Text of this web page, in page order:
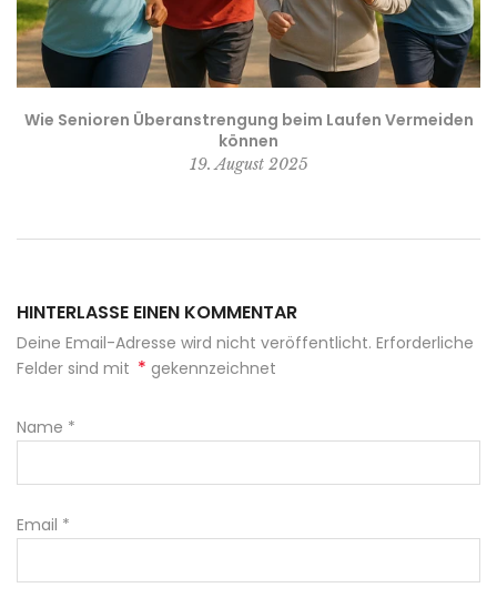
Wie Senioren Überanstrengung beim Laufen Vermeiden
können
19. August 2025
HINTERLASSE EINEN KOMMENTAR
Deine Email-Adresse wird nicht veröffentlicht. Erforderliche
Felder sind mit * gekennzeichnet
Name *
Email *